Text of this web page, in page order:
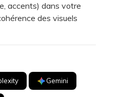
accents) dans votre
des visuels
Gemini